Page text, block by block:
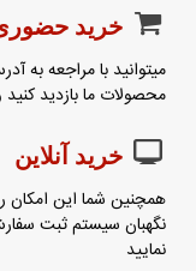
خرید
میتوانید با مراجعه
محصولات ما بازدید
خرید آنلاین
همچنین شما این امکان
نگهبان سیستم ثبت
نمایید